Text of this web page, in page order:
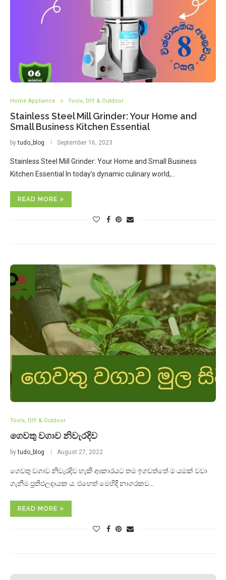
Home Appliance Tools, DIY & Outdoor
Stainless Steel Mill Grinder: Your Home and
Small Business Kitchen Essential
bytudo_blog September 16, 2023
Stainless Steel Mill Grinder: Your Home and Small Business
Kitchen Essential In today’s dynamic culinary world,…
READ MORE
Tools, DIY & Outdoor
ගෙවතු වගාව නිවැරදිව
bytudo_blog August 27, 2022
ගෙවතු වගාව නිවැරදිව හැකි ආකාරයට තම ඉගවත්‌තේ ම යමක්‌ වවා
ගැනීම ප්‍රතිඵලදායක ය. එහෙත්‌ මෙහිදී නාගරකව…
READ MORE